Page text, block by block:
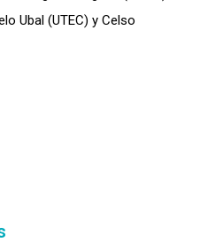
Ubal (UTEC) y Celso